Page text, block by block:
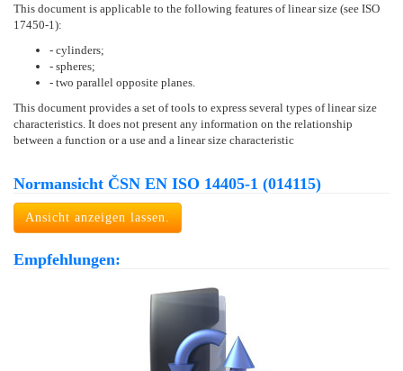
This document is applicable to the following features of linear size (see ISO
17450-1):
- cylinders;
- spheres;
- two parallel opposite planes.
This document provides a set of tools to express several types of linear size
characteristics. It does not present any information on the relationship
between a function or a use and a linear size characteristic
Normansicht ČSN EN ISO 14405-1 (014115)
Ansicht anzeigen lassen.
Empfehlungen: